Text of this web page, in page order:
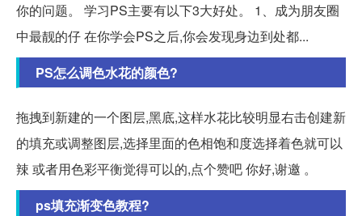
你的问题。 学习PS主要有以下3大好处。 1、成为朋友圈
中最靓的仔 在你学会PS之后,你会发现身边到处都...
PS怎么调色水花的颜色?
拖拽到新建的一个图层,黑底,这样水花比较明显右击创建新
的填充或调整图层,选择里面的色相饱和度选择着色就可以
辣 或者用色彩平衡觉得可以的,点个赞吧 你好,谢邀 。
ps填充渐变色教程?